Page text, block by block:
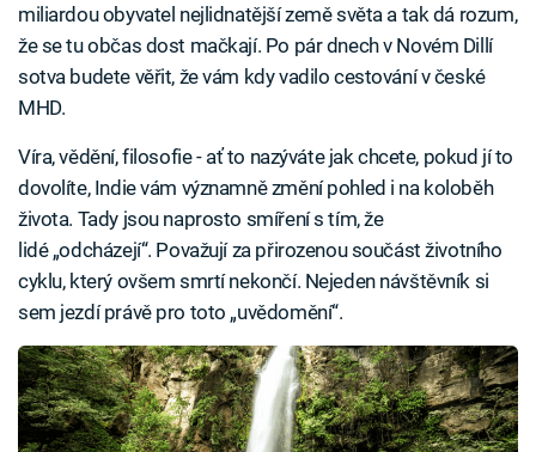
miliardou obyvatel nejlidnatější země světa a tak dá rozum,
že se tu občas dost mačkají. Po pár dnech v Novém Dillí
sotva budete věřit, že vám kdy vadilo cestování v české
MHD.
Víra, vědění, filosofie - ať to nazýváte jak chcete, pokud jí to
dovolíte, Indie vám významně změní pohled i na koloběh
života. Tady jsou naprosto smíření s tím, že
lidé „odcházejí“. Považují za přirozenou součást životního
cyklu, který ovšem smrtí nekončí. Nejeden návštěvník si
sem jezdí právě pro toto „uvědomění“.